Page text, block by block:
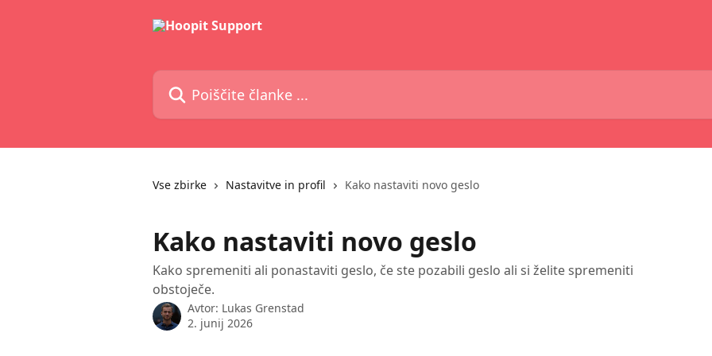
Poiščite članke ...
Vse zbirke Nastavitve in profil Kako nastaviti novo geslo
Kako nastaviti novo geslo
Kako spremeniti ali ponastaviti geslo, če ste pozabili geslo ali si želite spremeniti
obstoječe.
Avtor: Lukas Grenstad
2. junij 2026